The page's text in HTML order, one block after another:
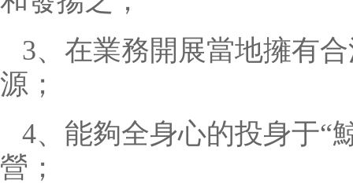
3、在業務開展當地擁有
源；
4、能夠全身心的投身于“
營；